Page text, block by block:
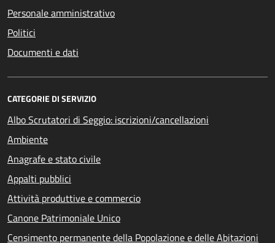
Personale amministrativo
Politici
Documenti e dati
CATEGORIE DI SERVIZIO
Albo Scrutatori di Seggio: iscrizioni/cancellazioni
Ambiente
Anagrafe e stato civile
Appalti pubblici
Attività produttive e commercio
Canone Patrimoniale Unico
Censimento permanente della Popolazione e delle Abitazioni